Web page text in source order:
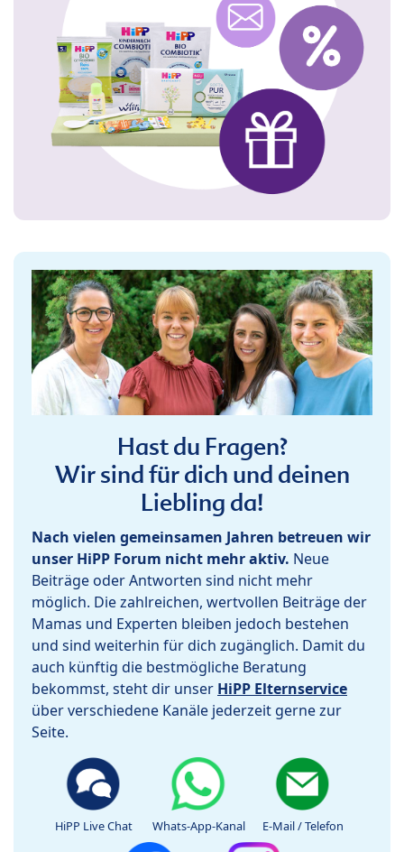
Hast du Fragen?
Wir sind für dich und deinen
Liebling da!
Nach vielen gemeinsamen Jahren betreuen wir
unser HiPP Forum nicht mehr aktiv. Neue
Beiträge oder Antworten sind nicht mehr
möglich. Die zahlreichen, wertvollen Beiträge der
Mamas und Experten bleiben jedoch bestehen
und sind weiterhin für dich zugänglich. Damit du
auch künftig die bestmögliche Beratung
bekommst, steht dir unser HiPP Elternservice
über verschiedene Kanäle jederzeit gerne zur
Seite.
HiPP Live Chat Whats-App-Kanal E-Mail / Telefon